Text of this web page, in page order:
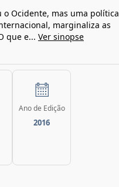
Ocidente, mas uma política
marginaliza as
que e... Ver sinopse
Ano de Edição
2016